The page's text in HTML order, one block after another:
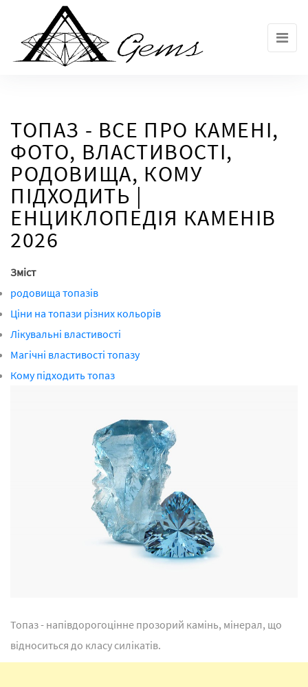
ТОПАЗ - ВСЕ ПРО КАМЕНІ,
ФОТО, ВЛАСТИВОСТІ,
РОДОВИЩА, КОМУ
ПІДХОДИТЬ |
ЕНЦИКЛОПЕДІЯ КАМЕНІВ
2026
Зміст
родовища топазів
Ціни на топази різних кольорів
Лікувальні властивості
Магічні властивості топазу
Кому підходить топаз
Топаз - напівдорогоцінне прозорий камінь, мінерал, що
відноситься до класу силікатів.